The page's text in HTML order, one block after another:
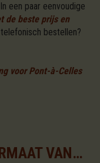
een paar eenvoudige
de beste prijs en
bestellen?
voor Pont-à-Celles
KLIK OP HET PALLET FORMAAT VAN UW KEUZE VOOR DE BESCHIKBARE ASSORTIMENTEN